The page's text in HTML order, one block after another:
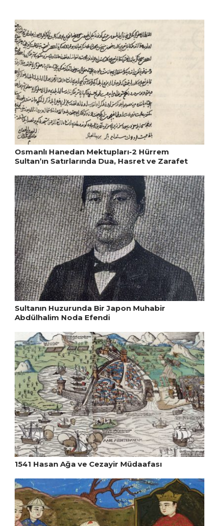
Osmanlı Hanedan Mektupları-2 Hürrem
Sultan’ın Satırlarında Dua, Hasret ve Zarafet
Sultanın Huzurunda Bir Japon Muhabir
Abdülhalim Noda Efendi
1541 Hasan Ağa ve Cezayir Müdaafası